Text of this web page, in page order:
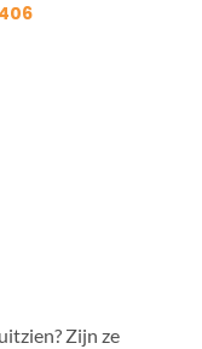
Zijn ze